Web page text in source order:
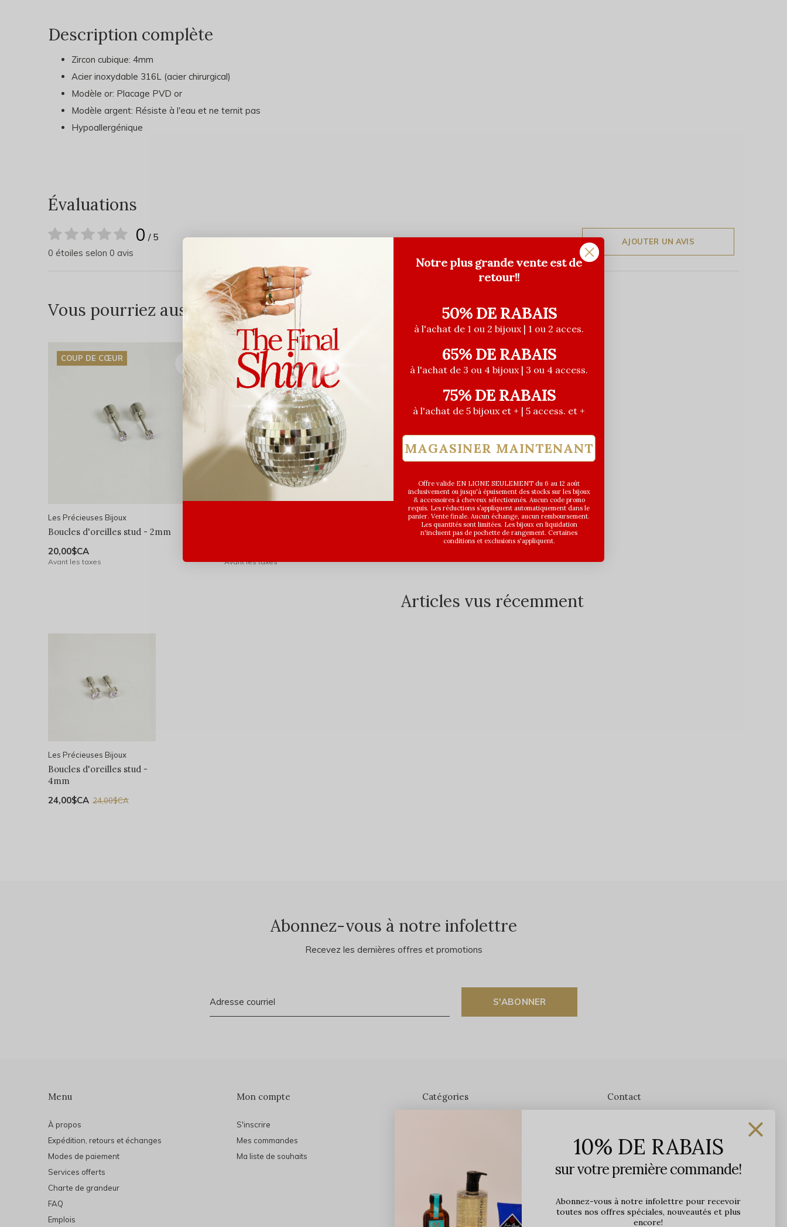
Description complète
Zircon cubique: 4mm
Acier inoxydable 316L (acier chirurgical)
Modèle or: Placage PVD or
Modèle argent: Résiste à l'eau et ne ternit pas
Hypoallergénique
Évaluations
0 / 5
0 étoiles selon 0 avis
AJOUTER UN AVIS
Vous pourriez aussi aimer...
COUP DE CŒUR
Les Précieuses Bijoux
Boucles d'oreilles stud - 2mm
20,00$CA
Avant les taxes
COUP DE CŒUR
Avant les taxes
Articles vus récemment
Les Précieuses Bijoux
Boucles d'oreilles stud -
4mm
24,00$CA 24,00$CA
Abonnez-vous à notre infolettre
Recevez les dernières offres et promotions
S'ABONNER
Menu
À propos
Expédition, retours et échanges
Modes de paiement
Services offerts
Charte de grandeur
FAQ
Emplois
Mon compte
S'inscrire
Mes commandes
Ma liste de souhaits
Catégories
Soins du visage
Maquillage
Bain et Corps
Contact
1650 avenue Jules-Verne, Local 103
G2G 2R1, Québec, Canada
Lundi: 9h - 17h
Mardi: 9h - 17h
10% DE RABAIS
sur votre première commande!
Abonnez-vous à notre infolettre pour recevoir
toutes nos offres spéciales, nouveautés et plus
encore!
Notre plus grande vente est de
retour!!
50% DE RABAIS
à l'achat de 1 ou 2 bijoux | 1 ou 2 acces.
65% DE RABAIS
à l'achat de 3 ou 4 bijoux | 3 ou 4 access.
75% DE RABAIS
à l'achat de 5 bijoux et + | 5 access. et +
MAGASINER MAINTENANT
Offre valide EN LIGNE SEULEMENT du 6 au 12 août
inclusivement ou jusqu'à épuisement des stocks sur les bijoux
& accessoires à cheveux sélectionnés. Aucun code promo
requis. Les réductions s’appliquent automatiquement dans le
panier. Vente finale. Aucun échange, aucun remboursement.
Les quantités sont limitées. Les bijoux en liquidation
n'incluent pas de pochette de rangement. Certaines
conditions et exclusions s'appliquent.